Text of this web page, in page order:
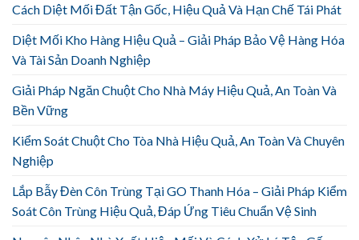
Cách Diệt Mối Đất Tận Gốc, Hiệu Quả Và Hạn Chế Tái Phát
Diệt Mối Kho Hàng Hiệu Quả – Giải Pháp Bảo Vệ Hàng Hóa
Và Tài Sản Doanh Nghiệp
Giải Pháp Ngăn Chuột Cho Nhà Máy Hiệu Quả, An Toàn Và
Bền Vững
Kiểm Soát Chuột Cho Tòa Nhà Hiệu Quả, An Toàn Và Chuyên
Nghiệp
Lắp Bẫy Đèn Côn Trùng Tại GO Thanh Hóa – Giải Pháp Kiểm
Soát Côn Trùng Hiệu Quả, Đáp Ứng Tiêu Chuẩn Vệ Sinh